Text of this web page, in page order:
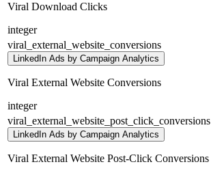
Viral Download Clicks
integer
viral_external_website_conversions
LinkedIn Ads by Campaign Analytics
Viral External Website Conversions
integer
viral_external_website_post_click_conversions
LinkedIn Ads by Campaign Analytics
Viral External Website Post-Click Conversions